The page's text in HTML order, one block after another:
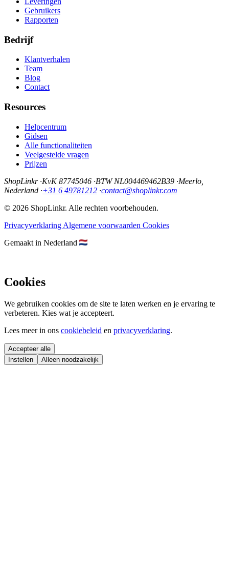
Gebruikers
Rapporten
Bedrijf
Klantverhalen
Team
Blog
Contact
Resources
Helpcentrum
Gidsen
Alle functionaliteiten
Veelgestelde vragen
Prijzen
ShopLinkr ·KvK 87745046 ·BTW NL004469462B39 ·Meerlo,
Nederland ·+31 6 49781212 ·contact@shoplinkr.com
© 2026 ShopLinkr. Alle rechten voorbehouden.
Privacyverklaring Algemene voorwaarden Cookies
Gemaakt in Nederland
Cookies
We gebruiken cookies om de site te laten werken en je ervaring te
verbeteren. Kies wat je accepteert.
Lees meer in ons cookiebeleid en privacyverklaring.
Accepteer alle
Instellen
Alleen noodzakelijk